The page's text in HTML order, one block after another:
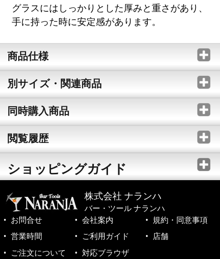
グラスにはしっかりとした厚みと重さがあり、
手に持った時に安定感があります。
商品仕様
別サイズ・関連商品
同時購入商品
閲覧履歴
ショッピングガイド
株式会社 ナランハ
バー・ツール ナランハ
お問合せ
会社案内
規約・同意事項
営業時間
ご利用ガイド
店舗
ご注文について
対応ブラウザ